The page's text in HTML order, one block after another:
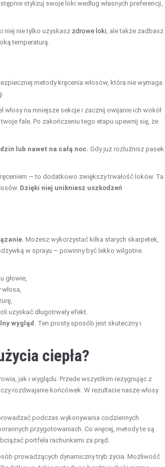
stylizuj swoje loki według własnych preferencji,
niej nie tylko uzyskasz zdrowe loki , ale także zadbasz
temperaturą.
metody kręcenia włosów, która nie wymaga
włosy na mniejsze sekcje i zacznij owijanie ich wokół
fale. Po zakończeniu tego etapu upewnij się, że
lub nawet na całą noc. Gdy już rozluźnisz pasek
— to dodatkowo zwiększy trwałość loków. Ta
Dzięki niej unikniesz uszkodzeń
Możesz wykorzystać kilka starych skarpetek,
w sprayu – powinny być lekko wilgotne.
głowie,
uzyskać długotrwały efekt.
wygląd. Ten prosty sposób jest skuteczny i
ciepła?
jak i wyglądu. Przede wszystkim rezygnując z
rozdwajanie końcówek. W rezultacie nasze włosy
podczas wykonywania codziennych
przygotowaniach. Co więcej, metody te są
portfela rachunkami za prąd.
prowadzących dynamiczny tryb życia. Możliwość